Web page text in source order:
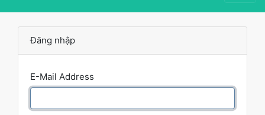
Đăng nhập
E-Mail Address